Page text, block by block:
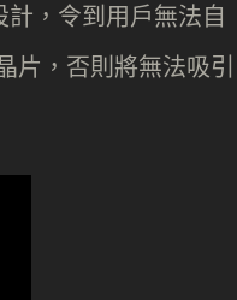
，令到用戶無法自
，否則將無法吸引